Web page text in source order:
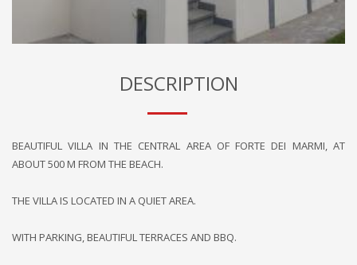
DESCRIPTION
BEAUTIFUL VILLA IN THE CENTRAL AREA OF FORTE DEI MARMI, AT
ABOUT 500 M FROM THE BEACH.
THE VILLA IS LOCATED IN A QUIET AREA.
WITH PARKING, BEAUTIFUL TERRACES AND BBQ.